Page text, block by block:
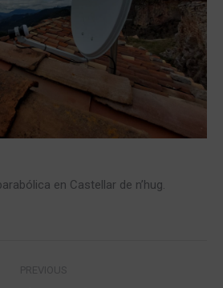
en Castellar de n’hug.